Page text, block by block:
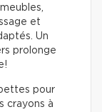
et
Un
prolonge
pour
crayons à